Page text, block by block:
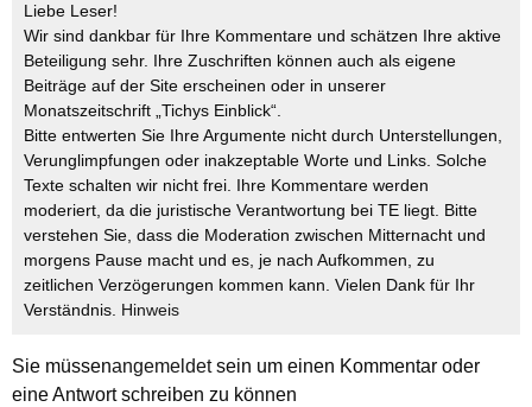
Liebe Leser!
Wir sind dankbar für Ihre Kommentare und schätzen Ihre aktive
Beteiligung sehr. Ihre Zuschriften können auch als eigene
Beiträge auf der Site erscheinen oder in unserer
Monatszeitschrift „Tichys Einblick“.
Bitte entwerten Sie Ihre Argumente nicht durch Unterstellungen,
Verunglimpfungen oder inakzeptable Worte und Links. Solche
Texte schalten wir nicht frei. Ihre Kommentare werden
moderiert, da die juristische Verantwortung bei TE liegt. Bitte
verstehen Sie, dass die Moderation zwischen Mitternacht und
morgens Pause macht und es, je nach Aufkommen, zu
zeitlichen Verzögerungen kommen kann. Vielen Dank für Ihr
Verständnis. Hinweis
Sie müssenangemeldetsein um einen Kommentar oder
eine Antwort schreiben zu können